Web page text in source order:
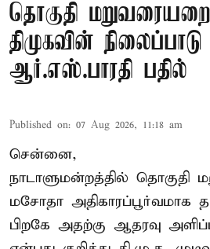
தொகுதி
திமுகவின்
ஆர்.எஸ்.பாரதி பதில்
Published on: 07 Aug 2026, 11:18 am
சென்னை,
நாடாளுமன்றத்தில் தொகுதி
மசோதா அதிகாரப்பூர்வமாக
பிறகே அதற்கு ஆதரவு